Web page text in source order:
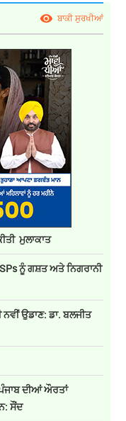
ਬਾਕੀ ਸੁਰਖੀਆਂ
ਮੁਲਾਕਾਤ
ਨੂੰ ਗਸ਼ਤ ਅਤੇ ਨਿਗਰਾਨੀ
ਉਡਾਣ: ਡਾ. ਬਲਜੀਤ
ਦੀਆਂ ਔਰਤਾਂ
ਸੌਂਦ